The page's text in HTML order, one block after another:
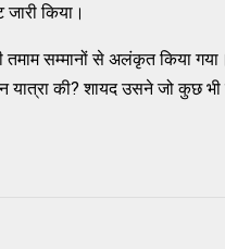
किया।
सम्मानों से अलंकृत किया
यात्रा की? शायद उसने जो कुछ